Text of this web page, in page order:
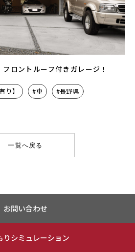
ロントルーフ付きガレージ！
り】 #車 #長野県
一覧へ戻る
お問い合わせ
りシミュレーション